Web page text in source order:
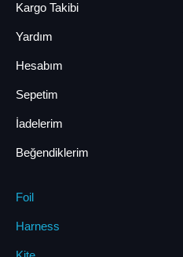
Kargo Takibi
Yardım
Hesabım
Sepetim
İadelerim
Beğendiklerim
Foil
Harness